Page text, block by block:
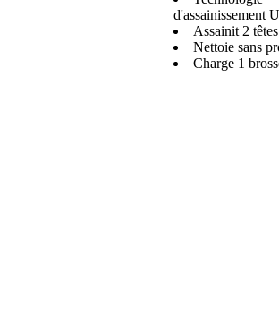
d'assainissement
Assainit 2
Nettoie sans
Charge 1